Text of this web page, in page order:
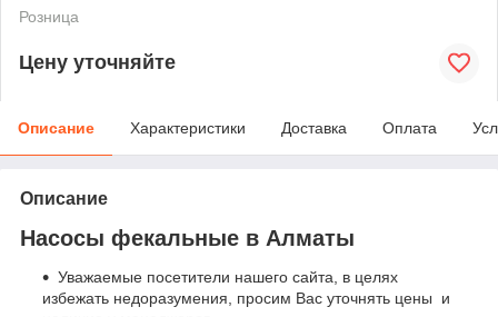
Розница
Цену уточняйте
Описание Характеристики Доставка Оплата
Описание
Насосы фекальные в Алматы
Уважаемые посетители нашего сайта, в целях
избежать недоразумения, просим Вас уточнять цены и